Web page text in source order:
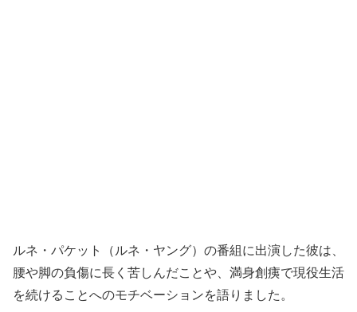
ルネ・パケット（ルネ・ヤング）の番組に出演した彼は、
腰や脚の負傷に長く苦しんだことや、満身創痍で現役生活
を続けることへのモチベーションを語りました。